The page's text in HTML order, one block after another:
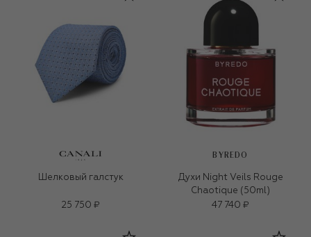
Шелковый галстук
25 750 ₽
BYREDO
Духи Night Veils Rouge
Chaotique (50ml)
47 740 ₽